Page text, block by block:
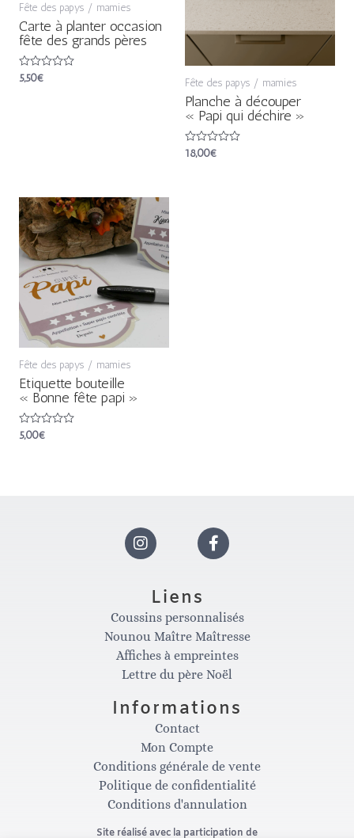
Fête des papys / mamies
Carte à planter occasion
fête des grands pères
Note
5,50€ Fête des papys / mamies
Planche à découper
« Papi qui déchire »
Note
18,00€
Fête des papys / mamies
Etiquette bouteille
« Bonne fête papi »
Note
5,00€
I
n
s
t
a
g
r
F
c
e
b
o
o
Liens
Coussins personnalisés
Nounou Maître Maîtresse
Affiches à empreintes
Lettre du père Noël
Informations
Contact
Mon Compte
Conditions générale de vente
Politique de confidentialité
Conditions d'annulation
Site réalisé avec la participation de